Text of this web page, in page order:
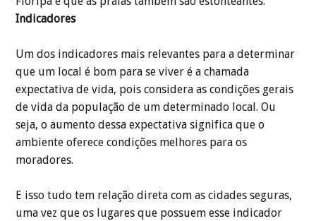
Indicadores
Um dos indicadores mais relevantes para a determinar
que um local é bom para se viver é a chamada
expectativa de vida, pois considera as condições gerais
de vida da população de um determinado local. Ou
seja, o aumento dessa expectativa significa que o
ambiente oferece condições melhores para os
moradores.
E isso tudo tem relação direta com as cidades seguras,
uma vez que os lugares que possuem esse indicador